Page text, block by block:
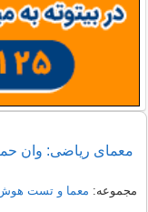
معمای ریاضی: وان
مجموعه: معما و تست